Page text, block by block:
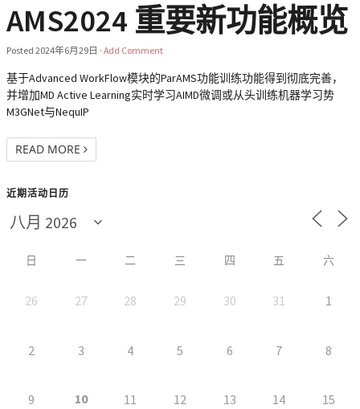
AMS2024 重要新功能概览
Posted 2024年6月29日 · Add Comment
基于Advanced WorkFlow模块的ParAMS功能训练功能得到彻底完善，
并增加MD Active Learning实时学习AIMD微调或从头训练机器学习势
M3GNet与NequIP
READ MORE
近期活动日历
日 一 二 三 四 五 六
26 27 28 29 30 31 1
2 3 4 5 6 7 8
9 10 11 12 13 14 15